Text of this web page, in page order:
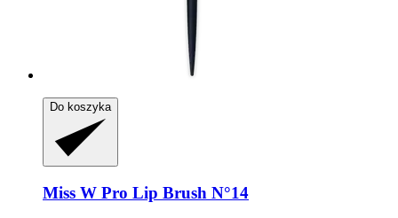
Do koszyka
Miss W Pro Lip Brush N°14